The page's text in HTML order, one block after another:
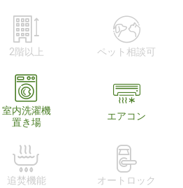
2階以上 ペット相談可
室内洗濯機
置き場
エアコン
追焚機能 オートロック